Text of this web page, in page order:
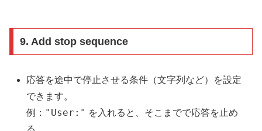
9. Add stop sequence
応答を途中で停止させる条件（文字列など）を設定
できます。
例： "User:" を入れると、そこまでで応答を止め